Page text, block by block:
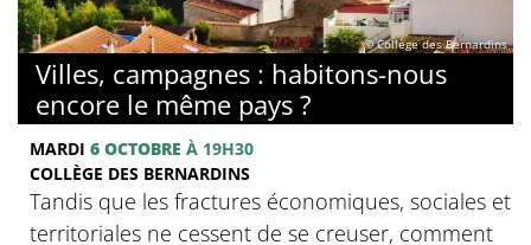
© Collège des Bernardins
Villes, campagnes : habitons-nous
encore le même pays ?
MARDI 6 OCTOBRE À 19H30
COLLÈGE DES BERNARDINS
Tandis que les fractures économiques, sociales et
territoriales ne cessent de se creuser, comment